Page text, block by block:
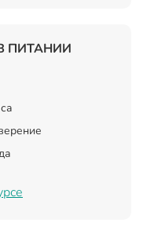
ПИТАНИИ